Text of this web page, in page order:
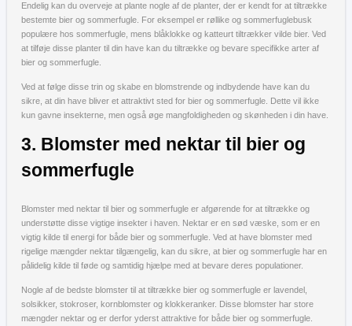
Endelig kan du overveje at plante nogle af de planter, der er kendt for at tiltrække
bestemte bier og sommerfugle. For eksempel er røllike og sommerfuglebusk
populære hos sommerfugle, mens blåklokke og katteurt tiltrækker vilde bier. Ved
at tilføje disse planter til din have kan du tiltrække og bevare specifikke arter af
bier og sommerfugle.
Ved at følge disse trin og skabe en blomstrende og indbydende have kan du
sikre, at din have bliver et attraktivt sted for bier og sommerfugle. Dette vil ikke
kun gavne insekterne, men også øge mangfoldigheden og skønheden i din have.
3. Blomster med nektar til bier og
sommerfugle
Blomster med nektar til bier og sommerfugle er afgørende for at tiltrække og
understøtte disse vigtige insekter i haven. Nektar er en sød væske, som er en
vigtig kilde til energi for både bier og sommerfugle. Ved at have blomster med
rigelige mængder nektar tilgængelig, kan du sikre, at bier og sommerfugle har en
pålidelig kilde til føde og samtidig hjælpe med at bevare deres populationer.
Nogle af de bedste blomster til at tiltrække bier og sommerfugle er lavendel,
solsikker, stokroser, kornblomster og klokkeranker. Disse blomster har store
mængder nektar og er derfor yderst attraktive for både bier og sommerfugle.